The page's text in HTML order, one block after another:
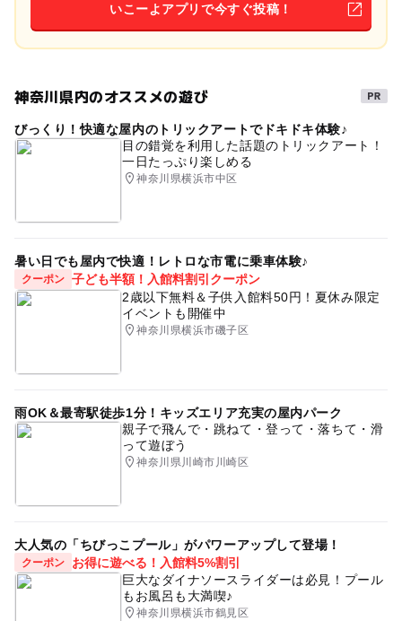
いこーよアプリで今すぐ投稿！
神奈川県内のオススメの遊び
びっくり！快適な屋内のトリックアートでドキドキ体験♪
目の錯覚を利用した話題のトリックアート！
一日たっぷり楽しめる
神奈川県横浜市中区
暑い日でも屋内で快適！レトロな市電に乗車体験♪
クーポン 子ども半額！入館料割引クーポン
2歳以下無料＆子供入館料50円！夏休み限定
イベントも開催中
神奈川県横浜市磯子区
雨OK＆最寄駅徒歩1分！キッズエリア充実の屋内パーク
親子で飛んで・跳ねて・登って・落ちて・滑
って遊ぼう
神奈川県川崎市川崎区
大人気の「ちびっこプール」がパワーアップして登場！
クーポン
お得に遊べる！入館料5%割引
巨大なダイナソースライダーは必見！プール
もお風呂も大満喫♪
神奈川県横浜市鶴見区